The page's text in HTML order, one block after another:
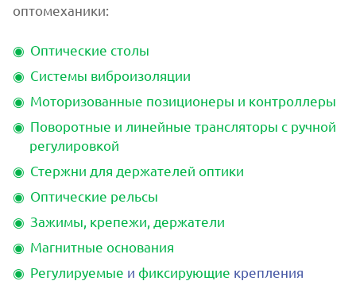
оптомеханики:
Оптические столы
Системы виброизоляции
Моторизованные позиционеры и контроллеры
Поворотные и линейные трансляторы с ручной
регулировкой
Стержни для держателей оптики
Оптические рельсы
Зажимы, крепежи, держатели
Магнитные основания
Регулируемые и фиксирующие крепления